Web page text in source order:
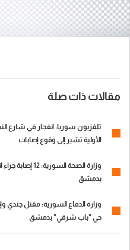
مقالات ذات صلة
تلفزيون سوريا: انفجار في شارع
الأولية تشير إلى وقوع إصابات
وزارة الصحة
بدمشق
وزارة الدفاع السورية: مقتل جندي
حي "باب شرقي" بدمشق